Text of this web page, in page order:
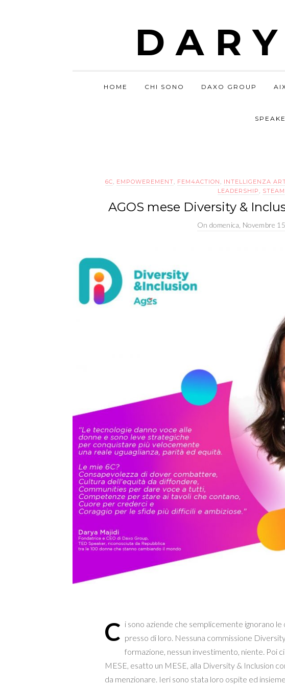
HOME CHI SONO DAXO GROUP
6C, EMPOWEREMENT, FEM4ACTION , INTELLIGENZA
LEADERSHIP , STEAM
AGOS mese Diversity &
On domenica, Novembre
C i sono aziende che semplicemente ignorano
presso di loro. Nessuna commissione
formazione, nessun investimento, niente. Poi
MESE, esatto un MESE, alla Diversity & Inclusion
da menzionare. Ieri sono stata loro ospite ed